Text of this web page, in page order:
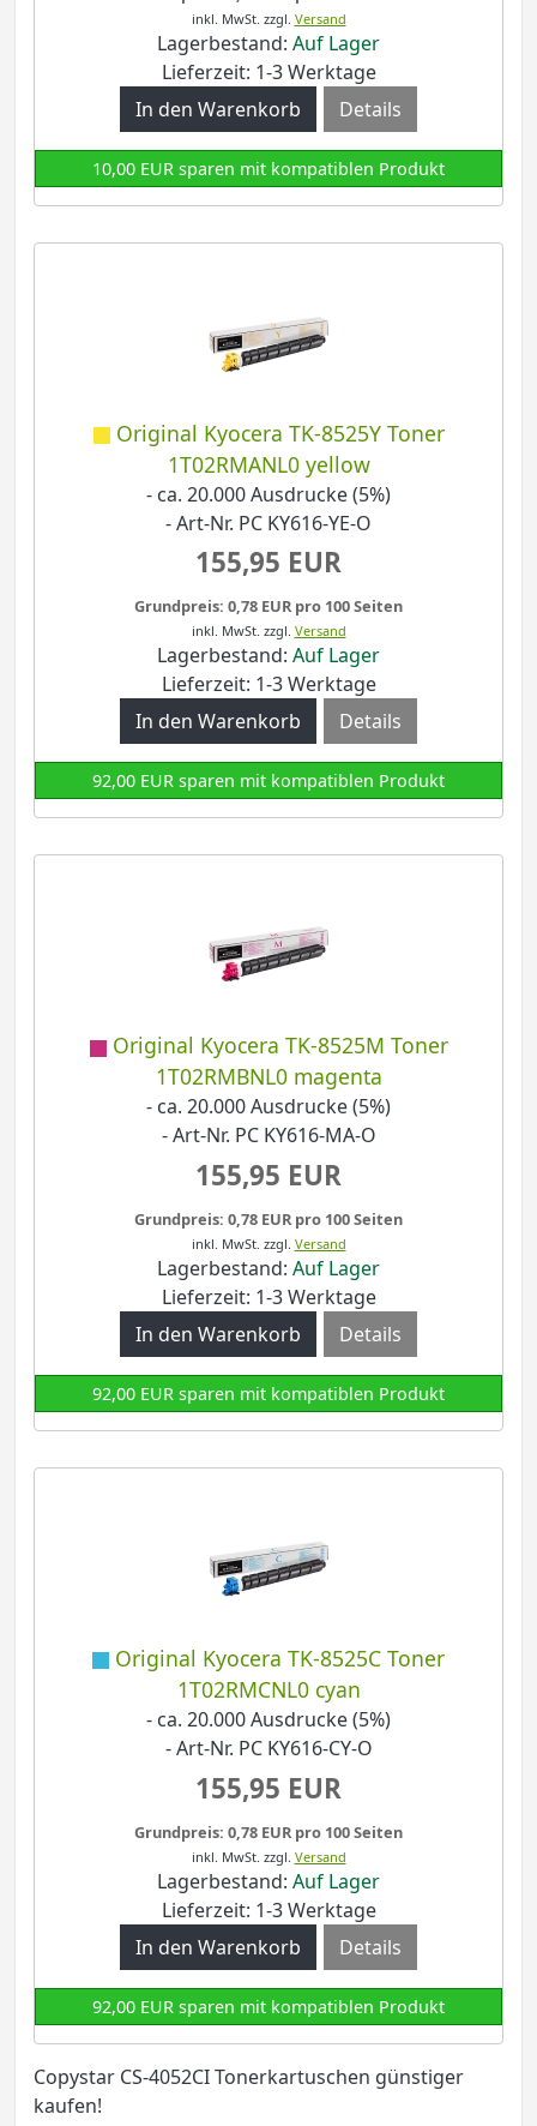
inkl. MwSt. zzgl. Versand
Lagerbestand: Auf Lager
Lieferzeit: 1-3 Werktage
Details
10,00 EUR sparen mit kompatiblen Produkt
Original Kyocera TK-8525Y Toner
1T02RMANL0 yellow
- ca. 20.000 Ausdrucke (5%)
- Art-Nr. PC KY616-YE-O
155,95 EUR
Grundpreis: 0,78 EUR pro 100 Seiten
inkl. MwSt. zzgl. Versand
Lagerbestand: Auf Lager
Lieferzeit: 1-3 Werktage
Details
92,00 EUR sparen mit kompatiblen Produkt
Original Kyocera TK-8525M Toner
1T02RMBNL0 magenta
- ca. 20.000 Ausdrucke (5%)
- Art-Nr. PC KY616-MA-O
155,95 EUR
Grundpreis: 0,78 EUR pro 100 Seiten
inkl. MwSt. zzgl. Versand
Lagerbestand: Auf Lager
Lieferzeit: 1-3 Werktage
Details
92,00 EUR sparen mit kompatiblen Produkt
Original Kyocera TK-8525C Toner
1T02RMCNL0 cyan
- ca. 20.000 Ausdrucke (5%)
- Art-Nr. PC KY616-CY-O
155,95 EUR
Grundpreis: 0,78 EUR pro 100 Seiten
inkl. MwSt. zzgl. Versand
Lagerbestand: Auf Lager
Lieferzeit: 1-3 Werktage
Details
92,00 EUR sparen mit kompatiblen Produkt
Copystar CS-4052CI Tonerkartuschen günstiger
kaufen!